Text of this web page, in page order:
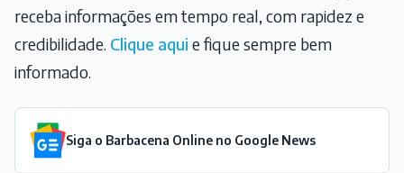
receba informações em tempo real, com rapidez e
credibilidade. Clique aqui e fique sempre bem
informado.
Siga o Barbacena Online no Google News